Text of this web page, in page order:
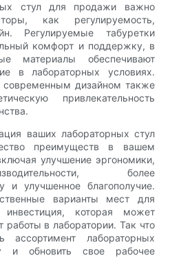
стул для продажи важно
как регулируемость,
Регулируемые табуретки
комфорт и поддержку, в
материалы обеспечивают
в лабораторных условиях.
современным дизайном также
привлекательность
ваших лабораторных стул
преимуществ в вашем
улучшение эргономики,
более
и улучшенное благополучие.
варианты мест для
которая может
в лаборатории. Так что
ассортимент лабораторных
и обновить свое рабочее